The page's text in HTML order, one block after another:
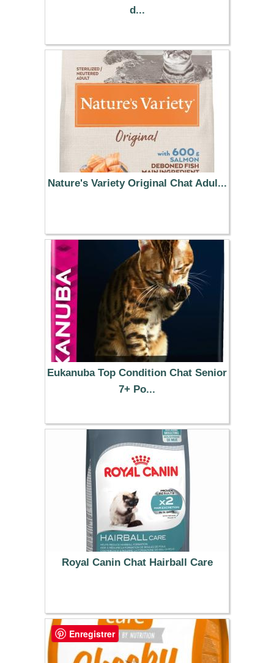
d...
13.99 €
Nature's Variety Original Chat Adul...
45.99 €
Eukanuba Top Condition Chat Senior
7+ Po...
14.99 €
Royal Canin Chat Hairball Care
20.99 €
Enregistrer